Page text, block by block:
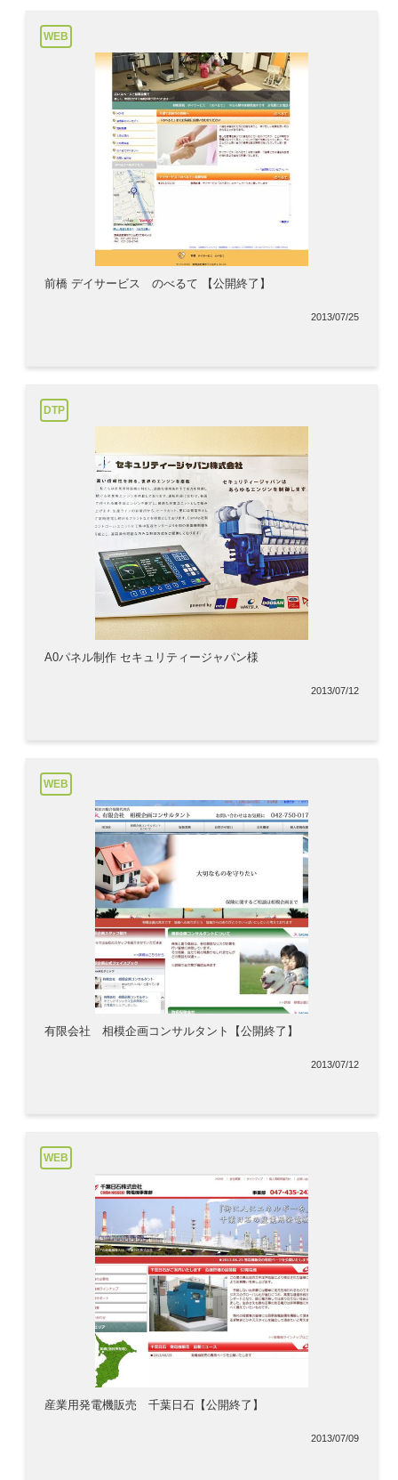
WEB
前橋 デイサービス のべるて 【公開終了】
2013/07/25
DTP
A0パネル制作 セキュリティージャパン様
2013/07/12
WEB
有限会社 相模企画コンサルタント【公開終了】
2013/07/12
WEB
産業用発電機販売 千葉日石【公開終了】
2013/07/09